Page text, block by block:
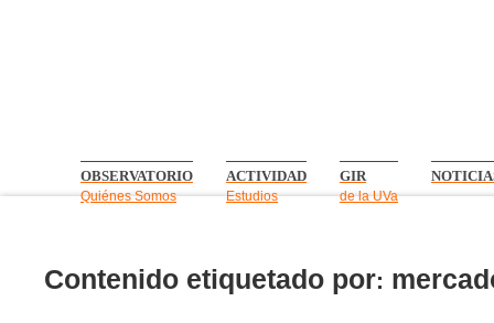
OBSERVATORIO
Quiénes Somos
ACTIVIDAD
Estudios
GIR
de la UVa
Contenido etiquetado por: